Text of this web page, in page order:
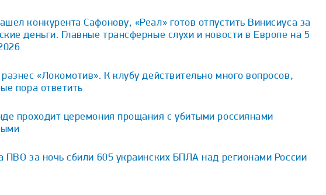
конкурента Сафонову, «Реал» готов отпустить Винисиуса за
деньги. Главные трансферные слухи и новости в Европе на 5
«Локомотив». К клубу действительно много вопросов,
пора ответить
проходит церемония прощания с убитыми россиянами
ПВО за ночь сбили 605 украинских БПЛА над регионами России